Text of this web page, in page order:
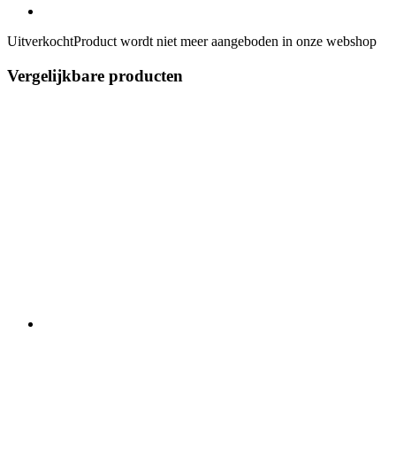
UitverkochtProduct wordt niet meer aangeboden in onze webshop
Vergelijkbare producten